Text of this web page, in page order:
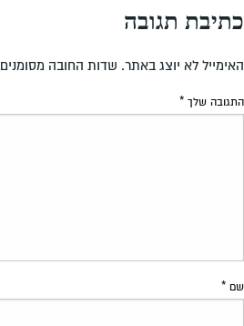
כתיבת תגובה
האימייל לא יוצג באתר. שדות החובה מסומנים
התגובה שלך *
שם *